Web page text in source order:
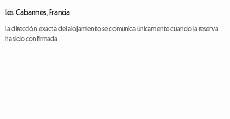
Les Cabannes, Francia
La dirección exacta del alojamiento se comunica únicamente cuando la reserva
ha sido confirmada.